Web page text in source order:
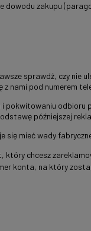
dowodu zakupu
sprawdź, czy nie
nami pod numerem
pokwitowaniu
późniejszej
się mieć wady
który chcesz
konta, na który